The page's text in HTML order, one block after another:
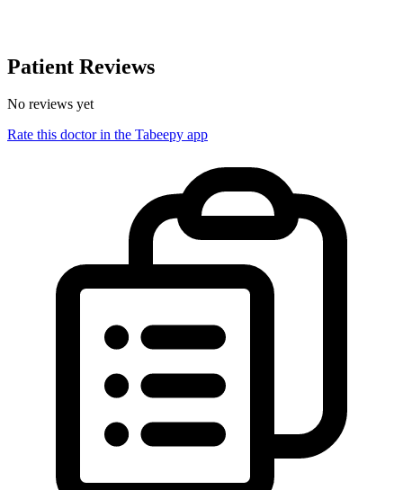
Patient Reviews
No reviews yet
Rate this doctor in the Tabeepy app